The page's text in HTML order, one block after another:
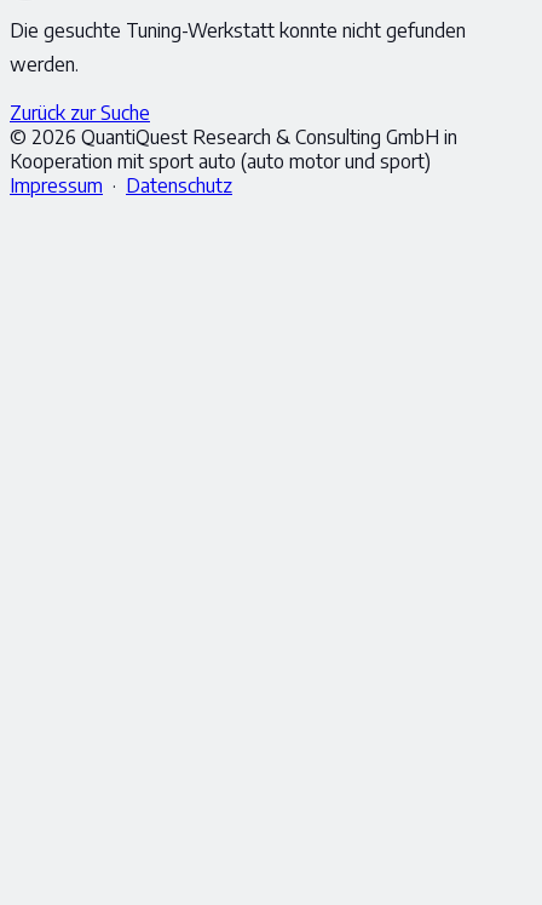
Die gesuchte Tuning-Werkstatt konnte nicht gefunden
werden.
Zurück zur Suche
© 2026 QuantiQuest Research & Consulting GmbH in
Kooperation mit sport auto (auto motor und sport)
Impressum · Datenschutz